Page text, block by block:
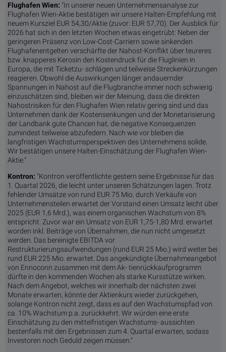
Flughafen Wien: "In unserer neuen Unternehmensanalyse zur
Flughafen Wien-Aktie bestätigen wir unsere Halten-Empfehlung mit
neuem Kursziel EUR 54,30/Aktie (zuvor: EUR 57,70). Der Ausblick für
2026 hat sich in den letzten Wochen etwas eingetrübt: Neben der
geringeren Präsenz von Low-Cost-Carriern sowie sinkenden
Flughafenentgelten verschärfte der Nahost-Konflikt über teureres
bzw. knapperes Kerosin den Kostendruck für die Fluglinien in
Europa, die mit Ticketzu- schlägen und teilweise Streckenkürzungen
reagieren. Obwohl die Auswirkungen länger andauernder
Spannungen in Nahost auf die Flugbranche immer noch schwierig
einzuschätzen sind, bleiben wir der Meinung, dass die direkten
Nahostrisiken für den Flughafen Wien relativ gering sind und das
Unternehmen dank der Kostensenkungen und der Monetarisierung
der Landbank gute Chancen hat, die negative Konsequenzen
zumindest teilweise abzufedern. Nach wie vor bleiben die
langfristigen Wachstumsperspektiven des Unternehmens solide.
Wir bestätigen unsere Halten-Einschätzung der Flughafen Wien-
Aktie."
Kontron: "Kontron veröffentlichte gestern seine Ergebnisse für das
1. Quartal 2026, die leicht unter unseren Schätzungen lagen. Trotz
fehlender Umsätze von rund EUR 75 Mio. durch Verkäufe von
Unternehmensteilen erwartet der Vorstand einen Umsatz leicht über
2025 (EUR 1,6 Mrd.), was einem organischen Wachstum von 8%
entspricht. Zuvor war ein Umsatz von EUR 1,75-1,80 Mrd. erwartet
worden inkl. Beiträge von Übernahmen, die nun nicht umgesetzt
werden. Das bereinigte EBITDA vor
Restrukturierungsaufwendungen (rund EUR 25 Mio.) wird weiter bei
rund EUR 225 Mio. erwartet. Das angekündigte Übernahmeangebot
von Ennoconn zusammen mit dem Ak- tienrückkaufprogramm
dürfte in den kommenden Wochen als starke Kursstütze wirken.
Nach dem Angebot, welches wir innerhalb der nächsten zwei
Monate erwarten, könnte der Aktienkurs wieder zurückgehen,
solange Kontron nicht zeigt, dass es auf den Wachstumspfad von
ca. 10% Wachstum p.a. zurückkehrt. Wir würden eine erste
Einschätzung zu den mittelfristigen Wachstums- aussichten
bestenfalls mit den Ergebnissen zum 4. Quartal erwarten, sodass
Investoren noch Geduld zeigen müssen."